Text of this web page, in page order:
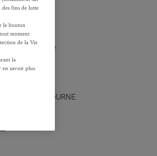
les conditions.
de 2) MELBOURNE
des fins de lutte
le bouton
moment
de la Vie
la
en savoir plus